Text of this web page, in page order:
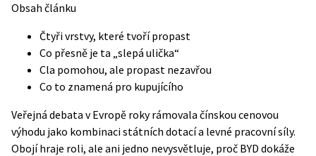
Obsah článku
Čtyři vrstvy, které tvoří propast
Co přesně je ta „slepá ulička“
Cla pomohou, ale propast nezavřou
Co to znamená pro kupujícího
Veřejná debata v Evropě roky rámovala čínskou cenovou
výhodu jako kombinaci státních dotací a levné pracovní síly.
Obojí hraje roli, ale ani jedno nevysvětluje, proč BYD dokáže